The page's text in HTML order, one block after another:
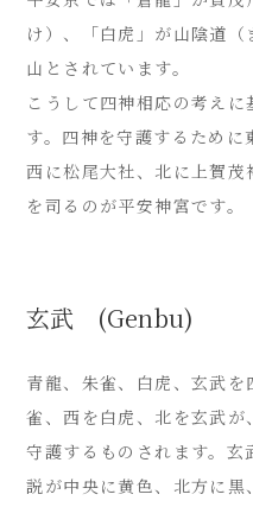
け）、「白虎」が山陰道
山とされています。
こうして四神相応の考え
す。四神を守護するために
西に松尾大社、北に上賀
を司るのが平安神宮です。
玄武 (Genbu)
青龍、朱雀、白虎、玄武
雀、西を白虎、北を玄武
守護するものされます。
説が中央に黄色、北方に